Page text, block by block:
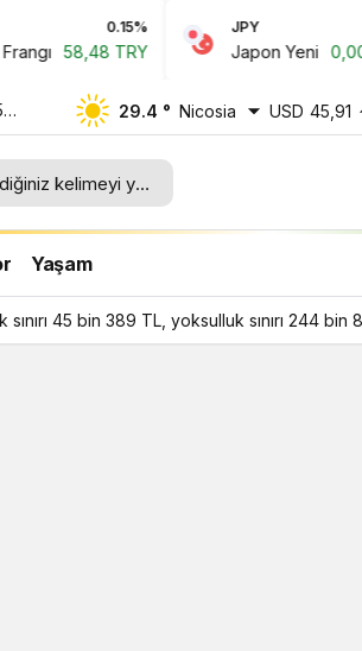
0.15%
58,48 TRY Japon Yeni 0,00
29.4 ° Nicosia USD 45,91
Yaşam
sınırı 45 bin 389 TL, yoksulluk sınırı 244 bin